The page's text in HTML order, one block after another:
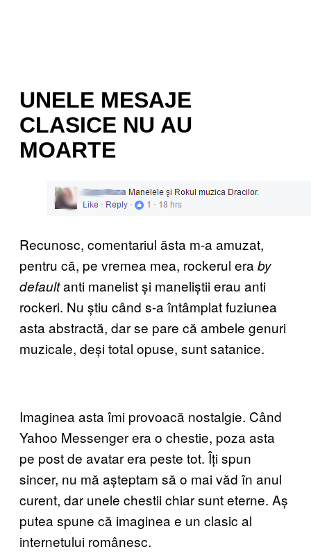
UNELE MESAJE
CLASICE NU AU
MOARTE
Recunosc, comentariul ăsta m-a amuzat,
pentru că, pe vremea mea, rockerul era by
defaultanti manelist și maneliștii erau anti
rockeri. Nu știu când s-a întâmplat fuziunea
asta abstractă, dar se pare că ambele genuri
muzicale, deși total opuse, sunt satanice.
Imaginea asta îmi provoacă nostalgie. Când
Yahoo Messenger era o chestie, poza asta
pe post de avatar era peste tot. Îți spun
sincer, nu mă așteptam să o mai văd în anul
curent, dar unele chestii chiar sunt eterne. Aș
putea spune că imaginea e un clasic al
internetului românesc.